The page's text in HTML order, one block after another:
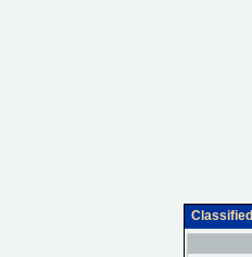
Classified